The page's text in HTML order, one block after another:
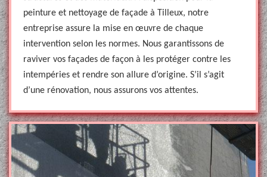
peinture et nettoyage de façade à Tilleux, notre
entreprise assure la mise en œuvre de chaque
intervention selon les normes. Nous garantissons de
raviver vos façades de façon à les protéger contre les
intempéries et rendre son allure d’origine. S’il s’agit
d’une rénovation, nous assurons vos attentes.